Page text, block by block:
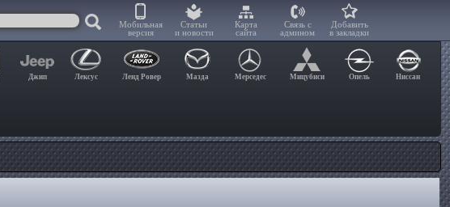
Мобильная
версия
Статьи
и новости
Карта
сайта
Связь с
админом
Добавить
в закладки
Джип Лексус Ленд Ровер Мазда Мерседес Мицубиси Опель Ниссан